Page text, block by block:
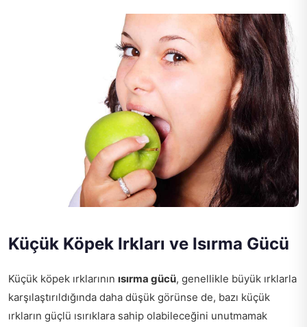
Küçük Köpek Irkları ve Isırma Gücü
Küçük köpek ırklarının ısırma gücü, genellikle büyük ırklarla
karşılaştırıldığında daha düşük görünse de, bazı küçük
ırkların güçlü ısırıklara sahip olabileceğini unutmamak